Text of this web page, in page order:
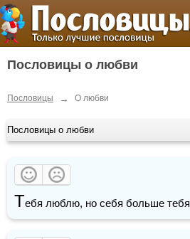
Пословицы о любви
Пословицы → О любви
Пословицы о любви
Тебя люблю, но себя больше тебя